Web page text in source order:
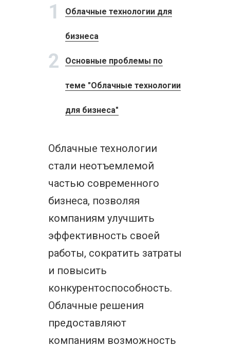
1 Облачные технологии для
бизнеса
2 Основные проблемы по
теме "Облачные технологии
для бизнеса"
Облачные технологии
стали неотъемлемой
частью современного
бизнеса, позволяя
компаниям улучшить
эффективность своей
работы, сократить затраты
и повысить
конкурентоспособность.
Облачные решения
предоставляют
компаниям возможность